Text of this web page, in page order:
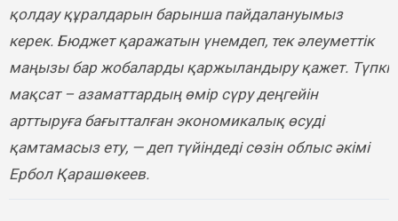
қолдау құралдарын барынша пайдалануымыз
керек. Бюджет қаражатын үнемдеп, тек әлеуметтік
маңызы бар жобаларды қаржыландыру қажет. Түпкі
мақсат – азаматтардың өмір сүру деңгейін
арттыруға бағытталған экономикалық өсуді
қамтамасыз ету, — деп түйіндеді сөзін облыс әкімі
Ербол Қарашөкеев.